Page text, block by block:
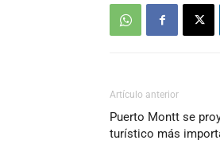
Artículo anterior
Puerto Montt se
turístico más